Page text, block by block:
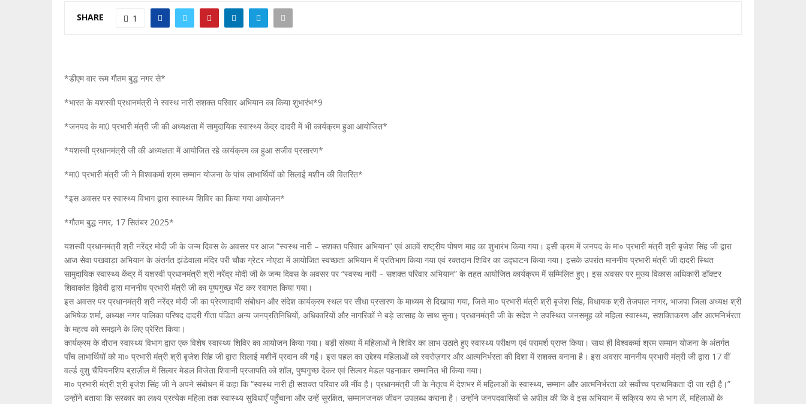
SHARE 1
*डीएम वार रूम गौतम बुद्ध नगर से*
*भारत के यशस्वी प्रधानमंत्री ने स्वस्थ नारी सशक्त परिवार अभियान का किया शुभारंभ*9
*जनपद के मा0 प्रभारी मंत्री जी की अध्यक्षता में सामुदायिक स्वास्थ्य केंद्र दादरी में भी कार्यक्रम हुआ आयोजित*
*यशस्वी प्रधानमंत्री जी की अध्यक्षता में आयोजित रहे कार्यक्रम का हुआ सजीव प्रसारण*
*मा0 प्रभारी मंत्री जी ने विश्वकर्मा श्रम सम्मान योजना के पांच लाभार्थियों को सिलाई मशीन की वितरित*
*इस अवसर पर स्वास्थ्य विभाग द्वारा स्वास्थ्य शिविर का किया गया आयोजन*
*गौतम बुद्ध नगर, 17 सितंबर 2025*
यशस्वी प्रधानमंत्री श्री नरेंद्र मोदी जी के जन्म दिवस के अवसर पर आज “स्वस्थ नारी – सशक्त परिवार अभियान” एवं आठवें राष्ट्रीय पोषण माह का शुभारंभ किया गया। इसी क्रम में जनपद के मा० प्रभारी मंत्री श्री बृजेश सिंह जी द्वारा
आज सेवा पखवाड़ा अभियान के अंतर्गत झंडेवाला मंदिर परी चौक ग्रेटर नोएडा में आयोजित स्वच्छता अभियान में प्रतिभाग किया गया एवं रक्तदान शिविर का उद्घाटन किया गया। इसके उपरांत माननीय प्रभारी मंत्री जी दादरी स्थित
सामुदायिक स्वास्थ्य केंद्र में यशस्वी प्रधानमंत्री श्री नरेंद्र मोदी जी के जन्म दिवस के अवसर पर “स्वस्थ नारी – सशक्त परिवार अभियान” के तहत आयोजित कार्यक्रम में सम्मिलित हुए। इस अवसर पर मुख्य विकास अधिकारी डॉक्टर
शिवाकांत द्विवेदी द्वारा माननीय प्रभारी मंत्री जी का पुष्पगुच्छ भेंट कर स्वागत किया गया।
इस अवसर पर प्रधानमंत्री श्री नरेंद्र मोदी जी का प्रेरणादायी संबोधन और संदेश कार्यक्रम स्थल पर सीधा प्रसारण के माध्यम से दिखाया गया, जिसे मा० प्रभारी मंत्री श्री बृजेश सिंह, विधायक श्री तेजपाल नागर, भाजपा जिला अध्यक्ष श्री
अभिषेक शर्मा, अध्यक्ष नगर पालिका परिषद दादरी गीता पंडित अन्य जनप्रतिनिधियों, अधिकारियों और नागरिकों ने बड़े उत्साह के साथ सुना। प्रधानमंत्री जी के संदेश ने उपस्थित जनसमूह को महिला स्वास्थ्य, सशक्तिकरण और आत्मनिर्भरता
के महत्व को समझने के लिए प्रेरित किया।
कार्यक्रम के दौरान स्वास्थ्य विभाग द्वारा एक विशेष स्वास्थ्य शिविर का आयोजन किया गया। बड़ी संख्या में महिलाओं ने शिविर का लाभ उठाते हुए स्वास्थ्य परीक्षण एवं परामर्श प्राप्त किया। साथ ही विश्वकर्मा श्रम सम्मान योजना के अंतर्गत
पाँच लाभार्थियों को मा० प्रभारी मंत्री श्री बृजेश सिंह जी द्वारा सिलाई मशीनें प्रदान की गईं। इस पहल का उद्देश्य महिलाओं को स्वरोज़गार और आत्मनिर्भरता की दिशा में सशक्त बनाना है। इस अवसर माननीय प्रभारी मंत्री जी द्वारा 17 वीं
वर्ल्ड वुशु चैंपियनशिप ब्राज़ील में सिल्वर मेडल विजेता शिवानी प्रजापति को शाॅल, पुष्पगुच्छ देकर एवं सिल्वर मेडल पहनाकर सम्मानित भी किया गया।
मा० प्रभारी मंत्री श्री बृजेश सिंह जी ने अपने संबोधन में कहा कि “स्वस्थ नारी ही सशक्त परिवार की नींव है। प्रधानमंत्री जी के नेतृत्व में देशभर में महिलाओं के स्वास्थ्य, सम्मान और आत्मनिर्भरता को सर्वोच्च प्राथमिकता दी जा रही है।”
उन्होंने बताया कि सरकार का लक्ष्य प्रत्येक महिला तक स्वास्थ्य सुविधाएँ पहुँचाना और उन्हें सुरक्षित, सम्मानजनक जीवन उपलब्ध कराना है। उन्होंने जनपदवासियों से अपील की कि वे इस अभियान में सक्रिय रूप से भाग लें, महिलाओं के